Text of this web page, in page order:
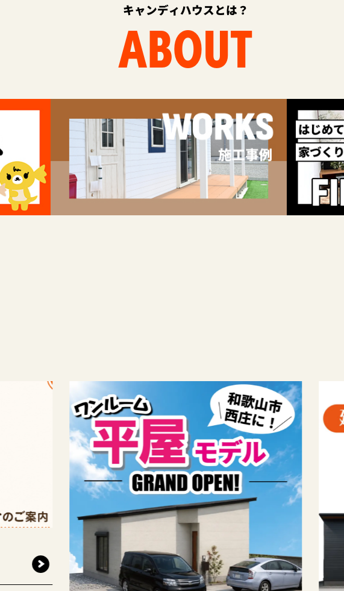
キャンディハウスとは？
ABOUT